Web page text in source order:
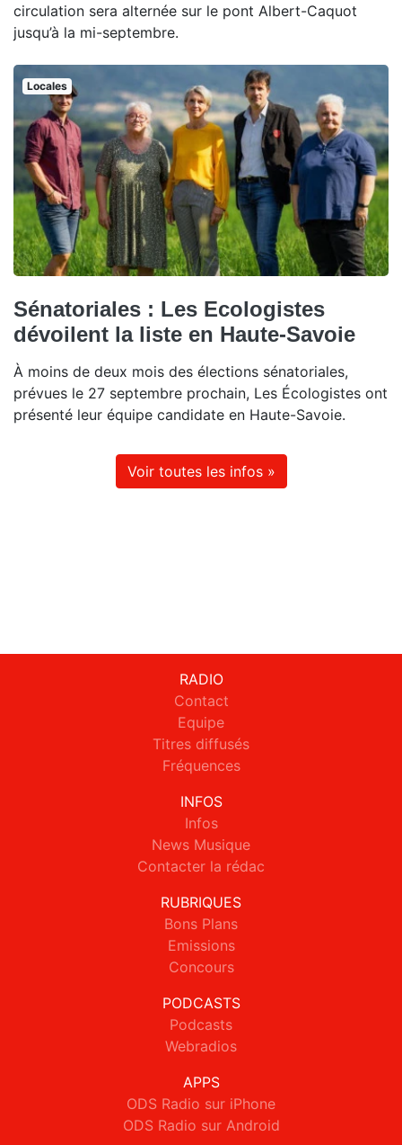
circulation sera alternée sur le pont Albert-Caquot
jusqu’à la mi-septembre.
Locales
Sénatoriales : Les Ecologistes
dévoilent la liste en Haute-Savoie
À moins de deux mois des élections sénatoriales,
prévues le 27 septembre prochain, Les Écologistes ont
présenté leur équipe candidate en Haute-Savoie.
Voir toutes les infos »
RADIO
Contact
Equipe
Titres diffusés
Fréquences
INFOS
Infos
News Musique
Contacter la rédac
RUBRIQUES
Bons Plans
Emissions
Concours
PODCASTS
Podcasts
Webradios
APPS
ODS Radio sur iPhone
ODS Radio sur Android